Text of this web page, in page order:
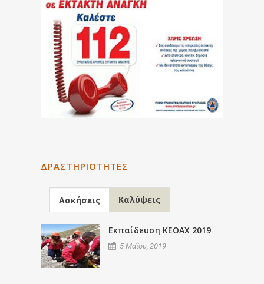
ΔΡΑΣΤΗΡΙΌΤΗΤΕΣ
Ασκήσεις Καλύψεις
Εκπαίδευση ΚΕΟΑΧ 2019
5 Μαΐου, 2019